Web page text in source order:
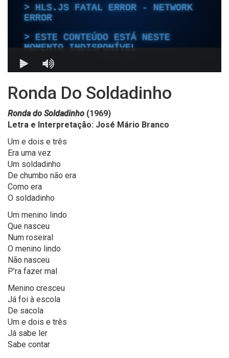
Ronda Do Soldadinho
Ronda do Soldadinho (1969)
Letra e Interpretação: José Mário Branco
Um e dois e três
Era uma vez
Um soldadinho
De chumbo não era
Como era
O soldadinho
Um menino lindo
Que nasceu
Num roseiral
O menino lindo
Não nasceu
P’ra fazer mal
Menino cresceu
Já foi à escola
De sacola
Um e dois e três
Já sabe ler
Sabe contar